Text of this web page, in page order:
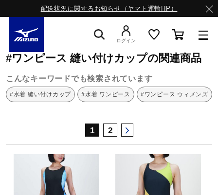
配送状況に関するお知らせ（ヤマト運輸HP）
ライフスタイルウエア
サッカー／フットサル
ログイン
ミズノ公式オンライン 縫い付けカップ
#ワンピース 縫い付けカップの関連商品
こんなキーワードでも検索されています
#水着 縫い付けカップ #水着 ワンピース #ワンピース ウィメンズ
1 2